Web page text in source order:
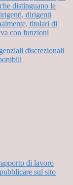
distinguano le
dirigenti
titolari di
con funzioni
discrezionali
di lavoro
sul sito